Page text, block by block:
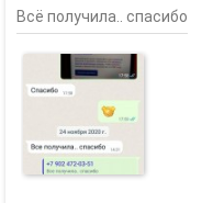
Всё получила.. спасибо